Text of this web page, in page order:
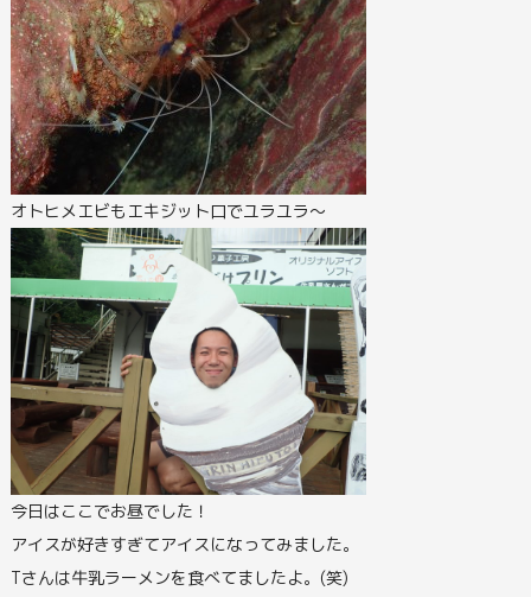
オトヒメエビもエキジット口でユラユラ～
今日はここでお昼でした！
アイスが好きすぎてアイスになってみました。
Tさんは牛乳ラーメンを食べてましたよ。(笑)